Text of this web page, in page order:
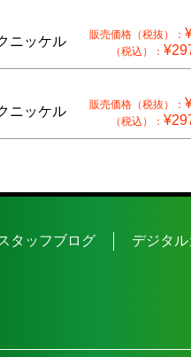
ニッケル 販売価格（税抜）：
（税込）：
ニッケル 販売価格（税抜）：
（税込）：
タッフブログ デジタ